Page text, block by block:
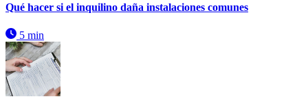
Qué hacer si el inquilino daña instalaciones comunes
5 min